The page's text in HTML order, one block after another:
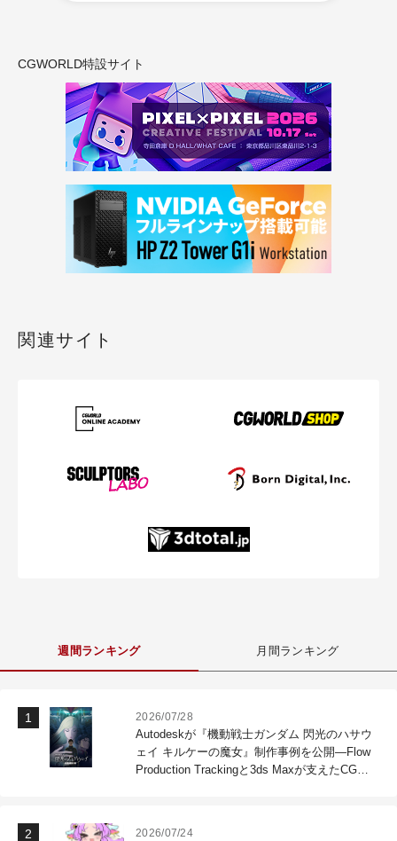
CGWORLD特設サイト
関連サイト
週間ランキング 月間ランキング
2026/07/28
Autodeskが『機動戦士ガンダム 閃光のハサウ
ェイ キルケーの魔女』制作事例を公開―Flow
Production Trackingと3ds Maxが支えたCG制
2026/07/24